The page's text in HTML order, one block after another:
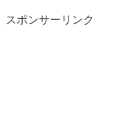
スポンサーリンク